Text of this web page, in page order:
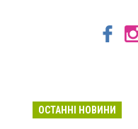
ОСТАННІ НОВИНИ